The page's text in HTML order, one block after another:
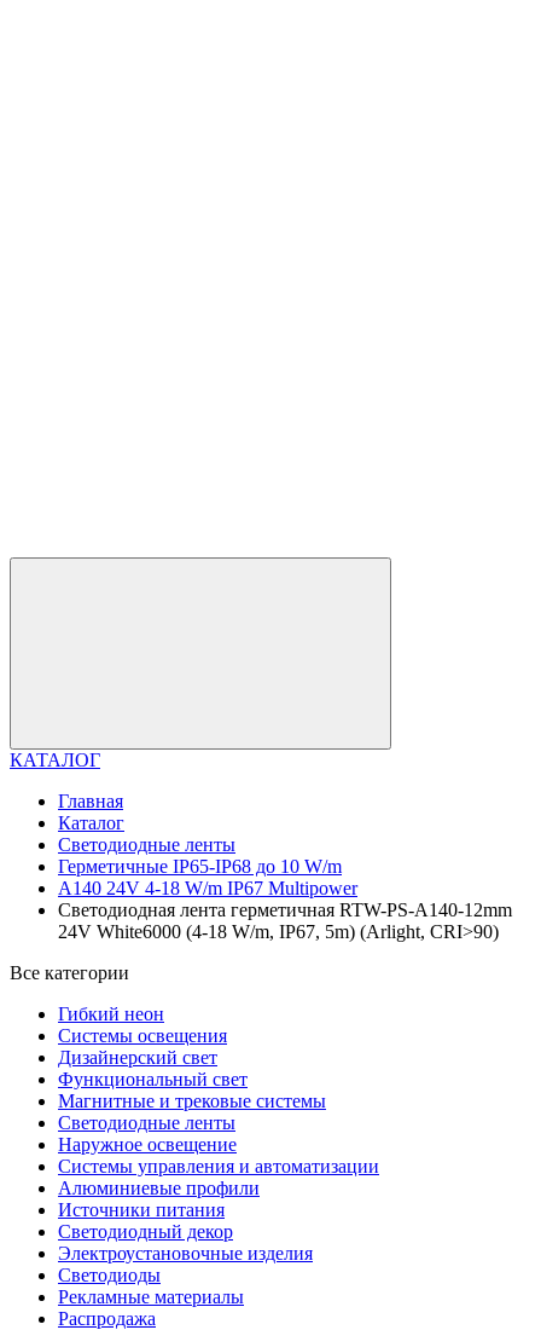
КАТАЛОГ
Главная
Каталог
Светодиодные ленты
Герметичные IP65-IP68 до 10 W/m
A140 24V 4-18 W/m IP67 Multipower
Светодиодная лента герметичная RTW-PS-A140-12mm
24V White6000 (4-18 W/m, IP67, 5m) (Arlight, CRI>90)
Все категории
Гибкий неон
Системы освещения
Дизайнерский свет
Функциональный свет
Магнитные и трековые системы
Светодиодные ленты
Наружное освещение
Системы управления и автоматизации
Алюминиевые профили
Источники питания
Светодиодный декор
Электроустановочные изделия
Светодиоды
Рекламные материалы
Распродажа